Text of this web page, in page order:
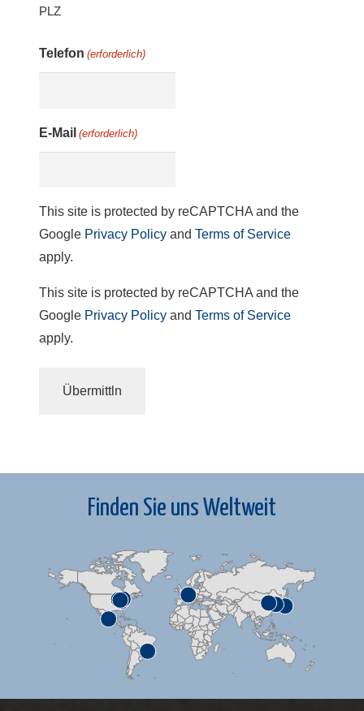
PLZ
Telefon (erforderlich)
E-Mail (erforderlich)
This site is protected by reCAPTCHA and the
Google Privacy Policy and Terms of Service
apply.
This site is protected by reCAPTCHA and the
Google Privacy Policy and Terms of Service
apply.
Finden Sie uns Weltweit